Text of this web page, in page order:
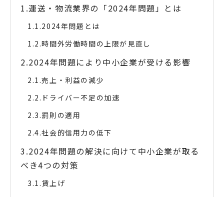
運送・物流業界の「2024年問題」とは
2024年問題とは
時間外労働時間の上限が見直し
2024年問題により中小企業が受ける影響
売上・利益の減少
ドライバー不足の加速
罰則の適用
社会的信用力の低下
2024年問題の解決に向けて中小企業が取る
べき4つの対策
賃上げ